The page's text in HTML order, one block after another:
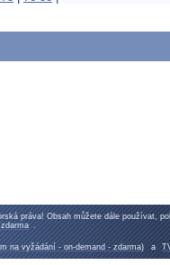
práva! Obsah můžete dále používat,
.
na vyžádání - on-demand - zdarma) a